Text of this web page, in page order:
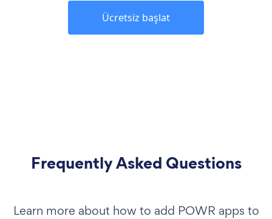
Ücretsiz başlat
Frequently Asked Questions
Learn more about how to add POWR apps to